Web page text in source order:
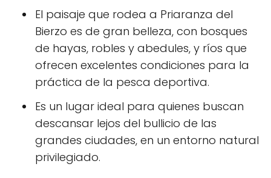
El paisaje que rodea a Priaranza del
Bierzo es de gran belleza, con bosques
de hayas, robles y abedules, y ríos que
ofrecen excelentes condiciones para la
práctica de la pesca deportiva.
Es un lugar ideal para quienes buscan
descansar lejos del bullicio de las
grandes ciudades, en un entorno natural
privilegiado.